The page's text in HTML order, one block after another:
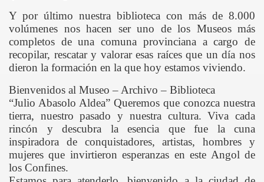
Y por último nuestra biblioteca con más de 8.000
volúmenes nos hacen ser uno de los Museos más
completos de una comuna provinciana a cargo de
recopilar, rescatar y valorar esas raíces que un día nos
dieron la formación en la que hoy estamos viviendo.
Bienvenidos al Museo – Archivo – Biblioteca
“Julio Abasolo Aldea” Queremos que conozca nuestra
tierra, nuestro pasado y nuestra cultura. Viva cada
rincón y descubra la esencia que fue la cuna
inspiradora de conquistadores, artistas, hombres y
mujeres que invirtieron esperanzas en este Angol de
los Confines.